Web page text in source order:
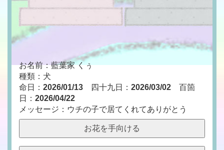
お名前：藍葉家 くぅ
種類：犬
命日： 2026/01/13 四十九日： 2026/03/02 百箇
日： 2026/04/22
メッセージ：ウチの子で居てくれてありがとう
お花を手向ける